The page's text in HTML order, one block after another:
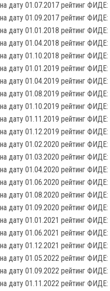
на дату 01.07.2017 рейтинг ФИДЕ:
на дату 01.09.2017 рейтинг ФИДЕ:
на дату 01.01.2018 рейтинг ФИДЕ:
на дату 01.04.2018 рейтинг ФИДЕ:
на дату 01.10.2018 рейтинг ФИДЕ:
на дату 01.01.2019 рейтинг ФИДЕ:
на дату 01.04.2019 рейтинг ФИДЕ:
на дату 01.08.2019 рейтинг ФИДЕ:
на дату 01.10.2019 рейтинг ФИДЕ:
на дату 01.11.2019 рейтинг ФИДЕ:
на дату 01.12.2019 рейтинг ФИДЕ:
на дату 01.02.2020 рейтинг ФИДЕ:
на дату 01.03.2020 рейтинг ФИДЕ:
на дату 01.04.2020 рейтинг ФИДЕ:
на дату 01.06.2020 рейтинг ФИДЕ:
на дату 01.08.2020 рейтинг ФИДЕ:
на дату 01.09.2020 рейтинг ФИДЕ:
на дату 01.01.2021 рейтинг ФИДЕ:
на дату 01.06.2021 рейтинг ФИДЕ:
на дату 01.12.2021 рейтинг ФИДЕ:
на дату 01.05.2022 рейтинг ФИДЕ:
на дату 01.09.2022 рейтинг ФИДЕ:
на дату 01.11.2022 рейтинг ФИДЕ: